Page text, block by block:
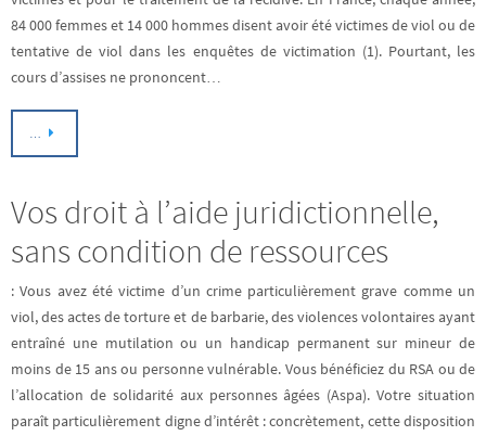
84 000 femmes et 14 000 hommes disent avoir été victimes de viol ou de
tentative de viol dans les enquêtes de victimation (1). Pourtant, les
cours d’assises ne prononcent…
Vos droit à l’aide juridictionnelle,
sans condition de ressources
: Vous avez été victime d’un crime particulièrement grave comme un
viol, des actes de torture et de barbarie, des violences volontaires ayant
entraîné une mutilation ou un handicap permanent sur mineur de
moins de 15 ans ou personne vulnérable. Vous bénéficiez du RSA ou de
l’allocation de solidarité aux personnes âgées (Aspa). Votre situation
paraît particulièrement digne d’intérêt : concrètement, cette disposition